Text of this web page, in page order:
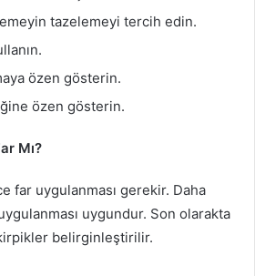
tazelemeyi tercih edin.
özen gösterin.
özen gösterin.
Mı?
far uygulanması gerekir. Daha
uygundur. Son olarakta
belirginleştirilir.